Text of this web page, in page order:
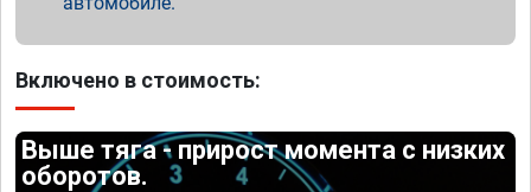
Включено в стоимость:
Выше тяга - прирост момента с низких
оборотов.